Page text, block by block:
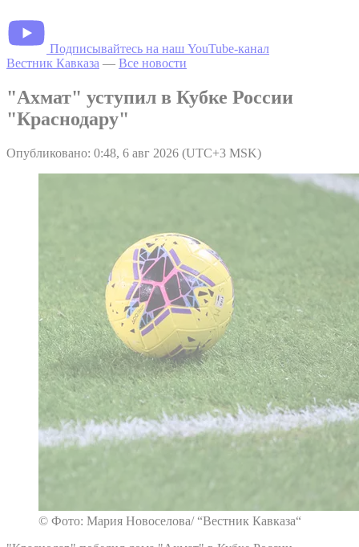
Подписывайтесь на наш YouTube-канал
Вестник Кавказа — Все новости
"Ахмат" уступил в Кубке России
"Краснодару"
Опубликовано: 0:48, 6 авг 2026 (UTC+3 MSK)
© Фото: Мария Новоселова/ “Вестник Кавказа“